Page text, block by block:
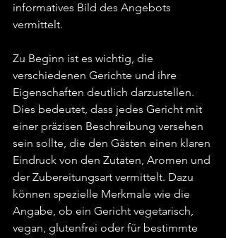
informatives Bild des Angebots
vermittelt.
Zu Beginn ist es wichtig, die
verschiedenen Gerichte und ihre
Eigenschaften deutlich darzustellen.
Dies bedeutet, dass jedes Gericht mit
einer präzisen Beschreibung versehen
sein sollte, die den Gästen einen klaren
Eindruck von den Zutaten, Aromen und
der Zubereitungsart vermittelt. Dazu
können spezielle Merkmale wie die
Angabe, ob ein Gericht vegetarisch,
vegan, glutenfrei oder für bestimmte